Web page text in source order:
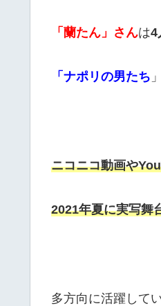
「蘭たん」さんは4
「ナポリの男たち
ニコニコ動画や
2021年夏に実写舞
多方向に活躍して